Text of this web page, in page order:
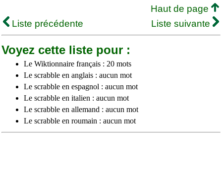
Haut de page
Liste précédente
Liste suivante
Voyez cette liste pour :
Le Wiktionnaire français : 20 mots
Le scrabble en anglais : aucun mot
Le scrabble en espagnol : aucun mot
Le scrabble en italien : aucun mot
Le scrabble en allemand : aucun mot
Le scrabble en roumain : aucun mot